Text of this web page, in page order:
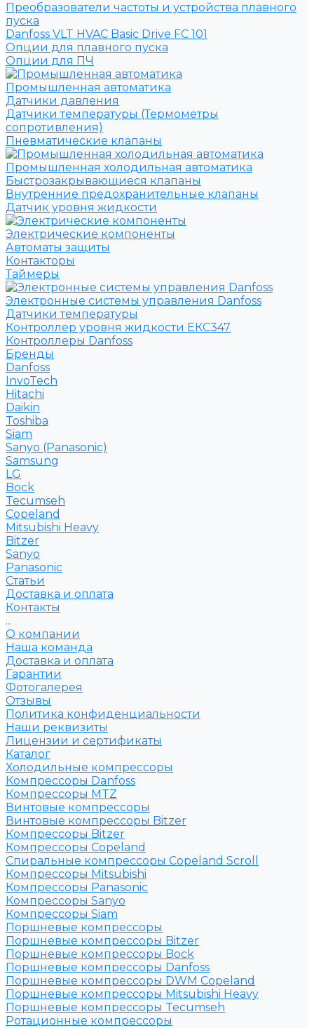
Преобразователи частоты и устройства плавного
пуска
Danfoss VLT HVAC Basic Drive FC 101
Опции для плавного пуска
Опции для ПЧ
Промышленная автоматика
Датчики давления
Датчики температуры (Термометры
сопротивления)
Пневматические клапаны
Промышленная холодильная автоматика
Быстрозакрывающиеся клапаны
Внутренние предохранительные клапаны
Датчик уровня жидкости
Электрические компоненты
Автоматы защиты
Контакторы
Таймеры
Электронные системы управления Danfoss
Датчики температуры
Контроллер уровня жидкости ЕКС347
Контроллеры Danfoss
Бренды
Danfoss
InvoTech
Hitachi
Daikin
Toshiba
Siam
Sanyo (Panasonic)
Samsung
LG
Bock
Tecumseh
Copeland
Mitsubishi Heavy
Bitzer
Sanyo
Рanasonic
Статьи
Доставка и оплата
Контакты
...
О компании
Наша команда
Доставка и оплата
Гарантии
Фотогалерея
Отзывы
Политика конфиденциальности
Наши реквизиты
Лицензии и сертификаты
Каталог
Холодильные компрессоры
Компрессоры Danfoss
Компрессоры MTZ
Винтовые компрессоры
Винтовые компрессоры Bitzer
Компрессоры Bitzer
Компрессоры Copeland
Спиральные компрессоры Copeland Scroll
Компрессоры Mitsubishi
Компрессоры Panasonic
Компрессоры Sanyo
Компрессоры Siam
Поршневые компрессоры
Поршневые компрессоры Bitzer
Поршневые компрессоры Bock
Поршневые компрессоры Danfoss
Поршневые компрессоры DWM Copeland
Поршневые компрессоры Mitsubishi Heavy
Поршневые компрессоры Tecumseh
Ротационные компрессоры